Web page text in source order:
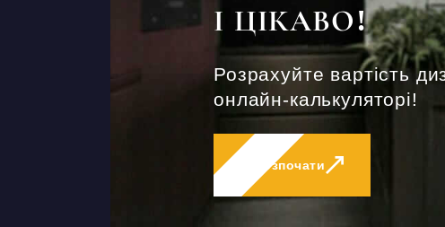
І ЦІКАВО!
Розрахуйте вартість
онлайн-калькуляторі!
Розпочати